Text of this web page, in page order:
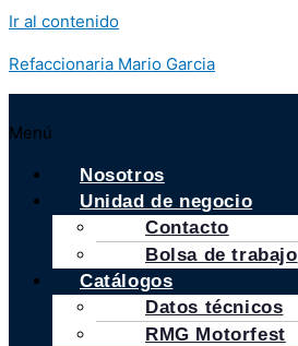
Ir al contenido
Refaccionaria Mario Garcia
Menú
Nosotros
Unidad de negocio
Contacto
Bolsa de trabajo
Catálogos
Datos técnicos
RMG Motorfest